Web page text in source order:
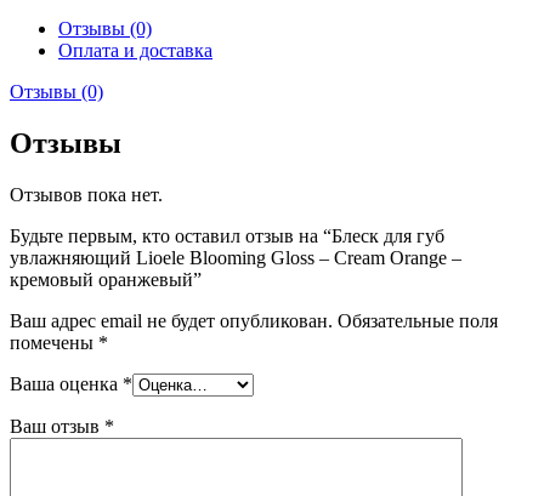
Отзывы (0)
Оплата и доставка
Отзывы (0)
Отзывы
Отзывов пока нет.
Будьте первым, кто оставил отзыв на “Блеск для губ
увлажняющий Lioele Blooming Gloss – Cream Orange –
кремовый оранжевый”
Ваш адрес email не будет опубликован. Обязательные поля
помечены *
Ваша оценка *
Ваш отзыв *